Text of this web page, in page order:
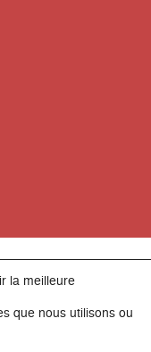
Design par
-
la meilleure
que nous utilisons ou